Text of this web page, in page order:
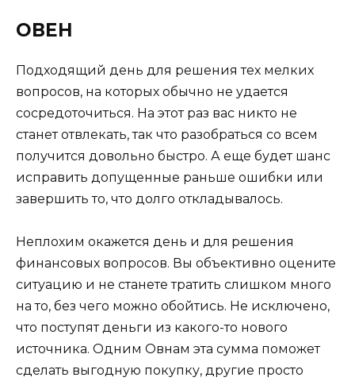
ОВЕН
Подходящий день для решения тех мелких
вопросов, на которых обычно не удается
сосредоточиться. На этот раз вас никто не
станет отвлекать, так что разобраться со всем
получится довольно быстро. А еще будет шанс
исправить допущенные раньше ошибки или
завершить то, что долго откладывалось.
Неплохим окажется день и для решения
финансовых вопросов. Вы объективно оцените
ситуацию и не станете тратить слишком много
на то, без чего можно обойтись. Не исключено,
что поступят деньги из какого-то нового
источника. Одним Овнам эта сумма поможет
сделать выгодную покупку, другие просто